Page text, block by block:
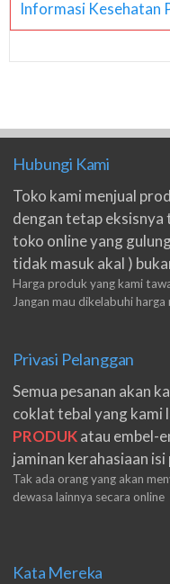
Informasi Kesehatan
Hubungi Kami
Toko kami menjual
dengan tetap eksisnya
toko online yang
tidak masuk akal )
Harga produk yang kami
Jangan mau dikelabuhi
Privasi Pelanggan
Semua pesanan akan
coklat tebal yang kami
PRODUKatau embel-
jaminan kerahasiaan isi
Tak ada orang yang akan
dewasa lainnya secara online
Kata Mereka